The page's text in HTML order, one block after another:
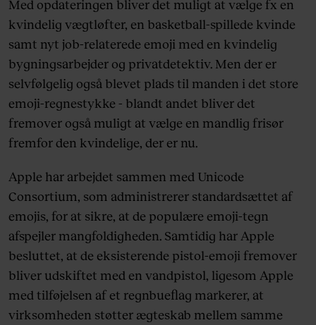
Med opdateringen bliver det muligt at vælge fx en
kvindelig vægtløfter, en basketball-spillede kvinde
samt nyt job-relaterede emoji med en kvindelig
bygningsarbejder og privatdetektiv. Men der er
selvfølgelig også blevet plads til manden i det store
emoji-regnestykke - blandt andet bliver det
fremover også muligt at vælge en mandlig frisør
fremfor den kvindelige, der er nu.
Apple har arbejdet sammen med Unicode
Consortium, som administrerer standardsættet af
emojis, for at sikre, at de populære emoji-tegn
afspejler mangfoldigheden. Samtidig har Apple
besluttet, at de eksisterende pistol-emoji fremover
bliver udskiftet med en vandpistol, ligesom Apple
med tilføjelsen af et regnbueflag markerer, at
virksomheden støtter ægteskab mellem samme